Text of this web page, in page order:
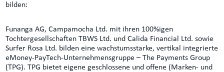
bilden:
Funanga AG, Campamocha Ltd. mit ihren 100%igen
Tochtergesellschaften TBWS Ltd. und Calida Financial Ltd. sowie
Surfer Rosa Ltd. bilden eine wachstumsstarke, vertikal integrierte
eMoney-PayTech-Unternehmensgruppe – The Payments Group
(TPG). TPG bietet eigene geschlossene und offene (Marken- und